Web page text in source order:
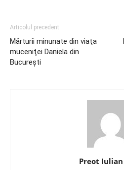
Articolul precedent
Mărturii minunate din viaţa
muceniţei Daniela din
Bucureşti
Preot Iulian